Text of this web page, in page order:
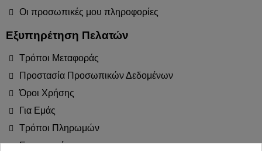
Οι προσωπικές μου πληροφορίες
Εξυπηρέτηση Πελατών
Τρόποι Μεταφοράς
Προστασία Προσωπικών Δεδομένων
Όροι Χρήσης
Για Εμάς
Τρόποι Πληρωμών
Επιστροφές